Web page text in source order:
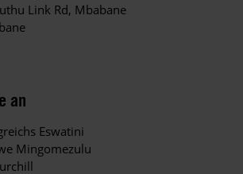
Link Rd, Mbabane
an
Eswatini
Mingomezulu